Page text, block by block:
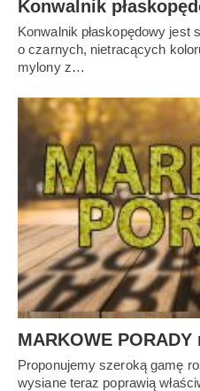
Konwalnik
Konwalnik płaskopędowy jest
o czarnych, nietracących
mylony z…
MARKOWE PORADY
Proponujemy szeroką gamę
wysiane teraz poprawią